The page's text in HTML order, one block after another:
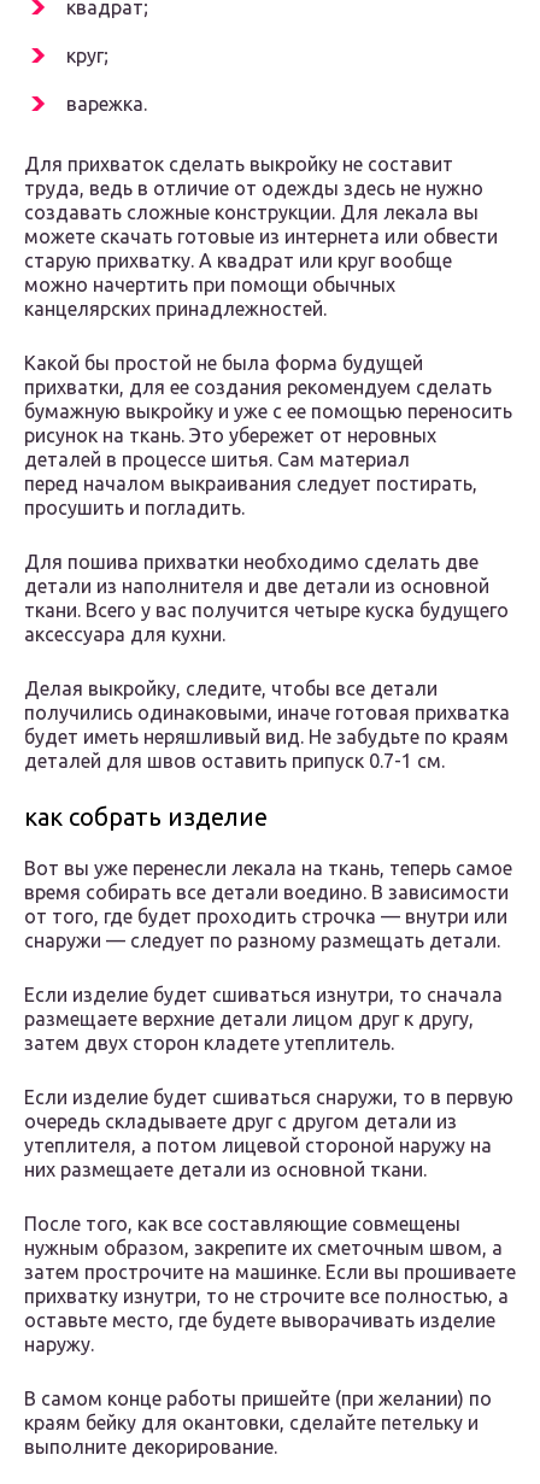
квадрат;
круг;
варежка.
Для прихваток сделать выкройку не составит
труда, ведь в отличие от одежды здесь не нужно
создавать сложные конструкции. Для лекала вы
можете скачать готовые из интернета или обвести
старую прихватку. А квадрат или круг вообще
можно начертить при помощи обычных
канцелярских принадлежностей.
Какой бы простой не была форма будущей
прихватки, для ее создания рекомендуем сделать
бумажную выкройку и уже с ее помощью переносить
рисунок на ткань. Это убережет от неровных
деталей в процессе шитья. Сам материал
перед началом выкраивания следует постирать,
просушить и погладить.
Для пошива прихватки необходимо сделать две
детали из наполнителя и две детали из основной
ткани. Всего у вас получится четыре куска будущего
аксессуара для кухни.
Делая выкройку, следите, чтобы все детали
получились одинаковыми, иначе готовая прихватка
будет иметь неряшливый вид. Не забудьте по краям
деталей для швов оставить припуск 0.7-1 см.
как собрать изделие
Вот вы уже перенесли лекала на ткань, теперь самое
время собирать все детали воедино. В зависимости
от того, где будет проходить строчка — внутри или
снаружи — следует по разному размещать детали.
Если изделие будет сшиваться изнутри, то сначала
размещаете верхние детали лицом друг к другу,
затем двух сторон кладете утеплитель.
Если изделие будет сшиваться снаружи, то в первую
очередь складываете друг с другом детали из
утеплителя, а потом лицевой стороной наружу на
них размещаете детали из основной ткани.
После того, как все составляющие совмещены
нужным образом, закрепите их сметочным швом, а
затем прострочите на машинке. Если вы прошиваете
прихватку изнутри, то не строчите все полностью, а
оставьте место, где будете выворачивать изделие
наружу.
В самом конце работы пришейте (при желании) по
краям бейку для окантовки, сделайте петельку и
выполните декорирование.